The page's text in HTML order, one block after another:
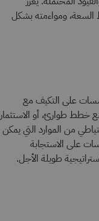
السعة، ومواءمته بشكل
على التكيف مع
خطط طوارئ، أو الاستثمار
من الموارد التي يمكن
على الاستجابة
طويلة الأجل.